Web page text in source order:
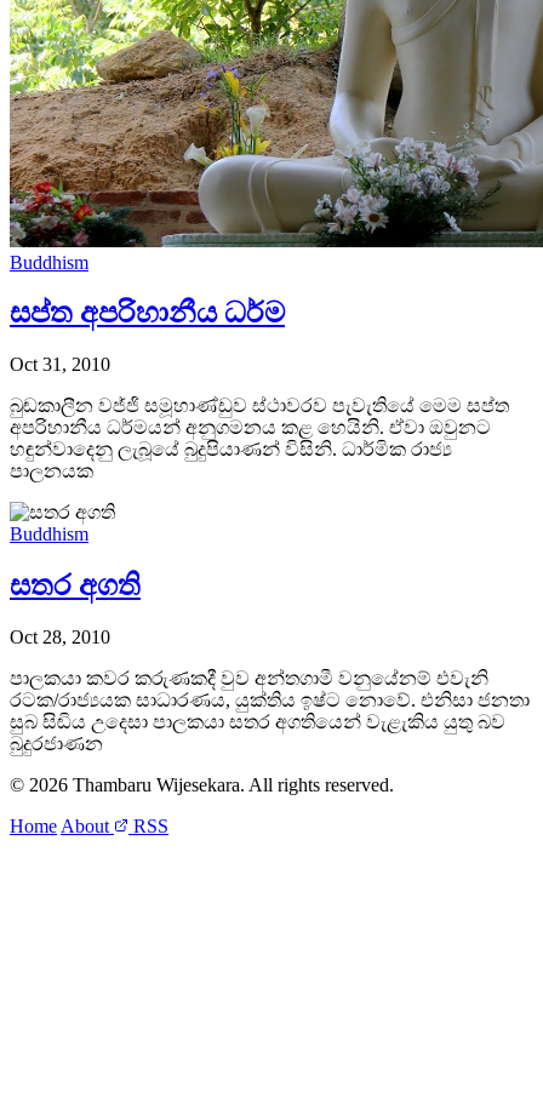
Buddhism
සප්ත අපරිහානීය ධර්ම
Oct 31, 2010
බුඬකාලීන වජ්ජි සමූහාණ්ඩුව ස්ථාවරව පැවැතියේ මෙම සප්ත
අපරිහානීය ධර්මයන් අනුගමනය කළ හෙයිනි. ඒවා ඔවුනට
හඳුන්‍වාදෙනු ලැබූයේ බුදුපියාණන් විසිනි. ධාර්මික රාජ්‍ය
පාලනයක
Buddhism
සතර අගති
Oct 28, 2010
පාලකයා කවර කරුණකදී වුව අන්තගාමී වනුයේනම් එවැනි
රටක/රාජ්‍යයක සාධාරණය, යුක්තිය ඉෂ්ට නොවේ. එනිසා ජනතා
සුබ සිඬිය උදෙසා පාලකයා සතර අගතියෙන් වැළැකිය යුතු බව
බුදුරජාණන
© 2026 Thambaru Wijesekara. All rights reserved.
Home About RSS